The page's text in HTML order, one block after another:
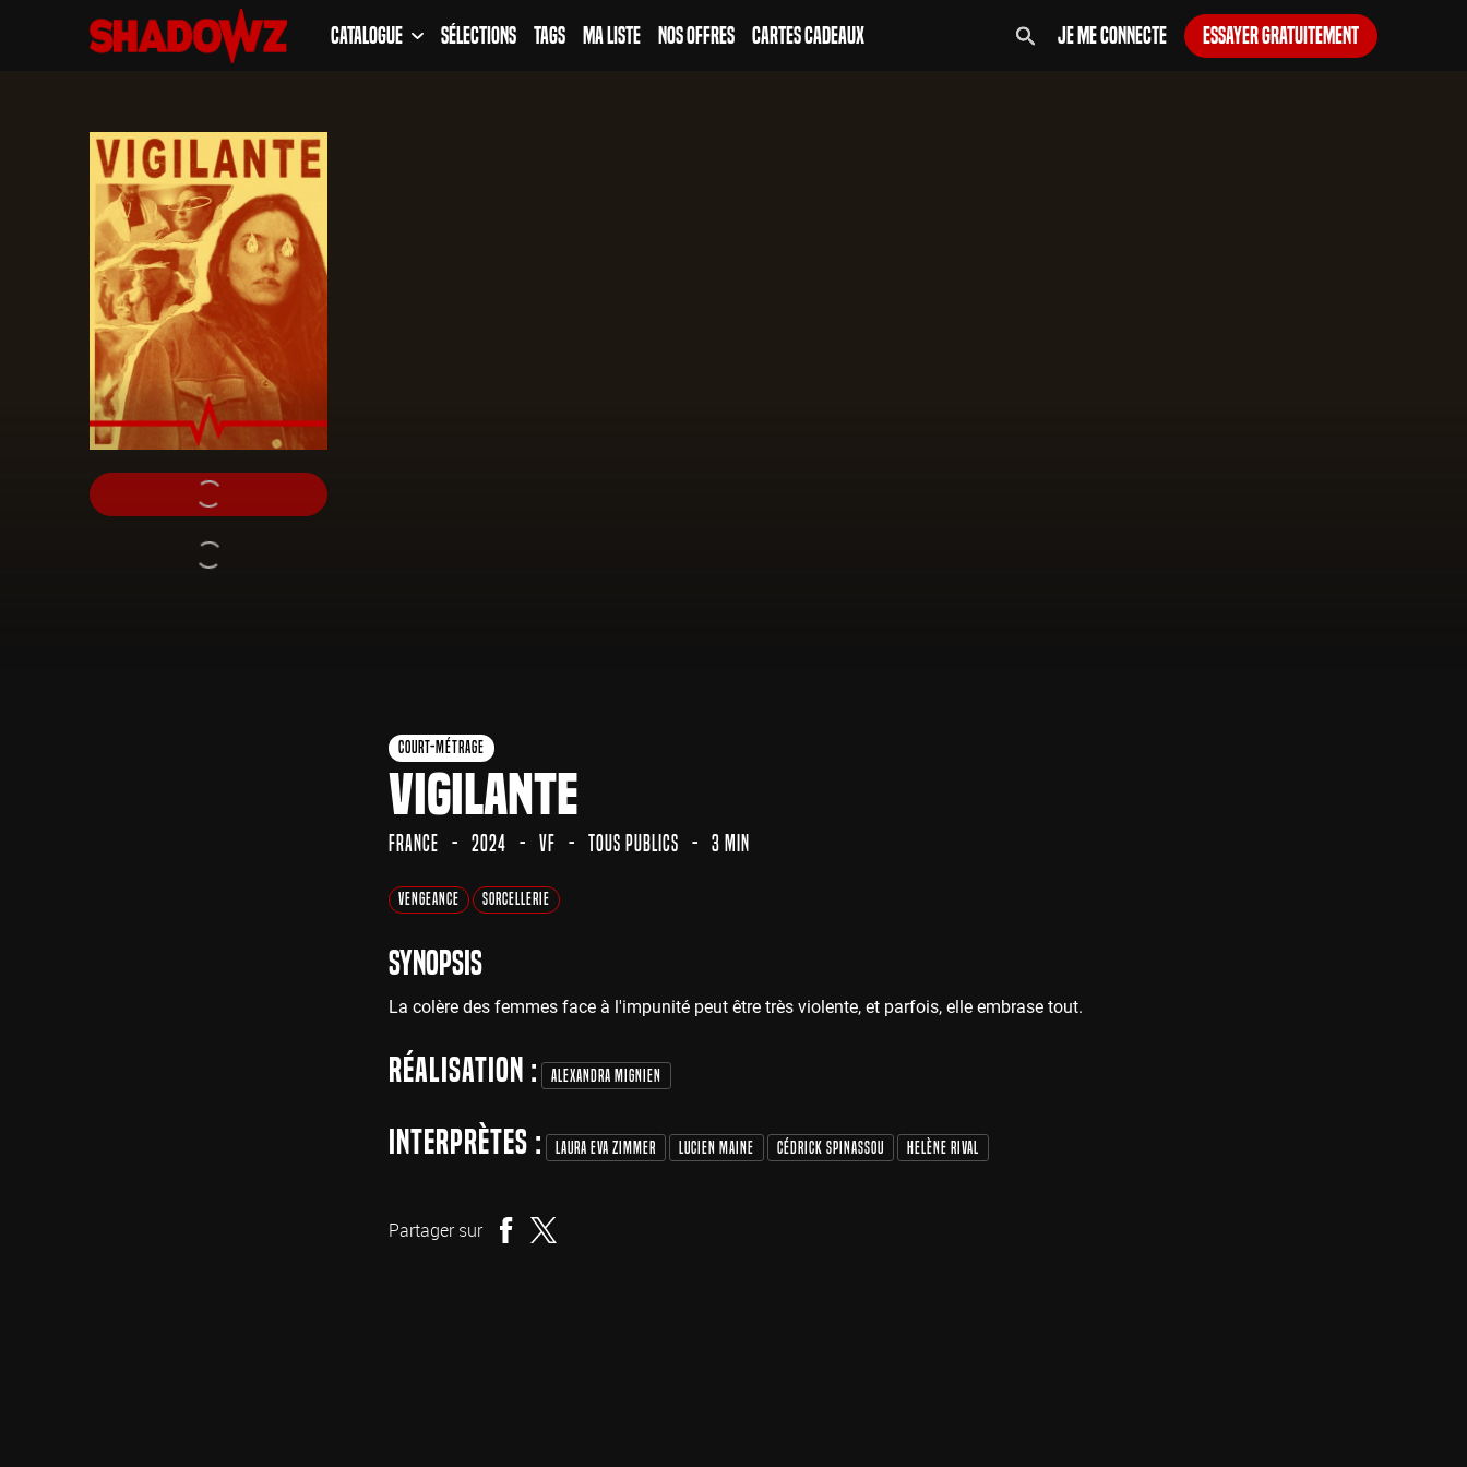
Catalogue Sélections Tags Ma Liste Nos Offres Cartes Cadeaux Je me connecte Essayer gratuitement
Court-Métrage
Vigilante
France 2024 VF Tous Publics 3 min
Vengeance Sorcellerie
Synopsis
La colère des femmes face à l'impunité peut être très violente, et parfois, elle embrase tout.
Réalisation : Alexandra Mignien
Interprètes : Laura Eva Zimmer Lucien Maine Cédrick Spinassou Helène Rival
Partager sur